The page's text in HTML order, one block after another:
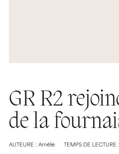
GR R2
de la
AUTEURE : Amélie TEMPS DE LECTURE